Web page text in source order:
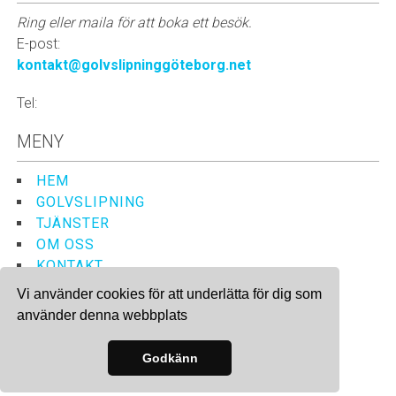
Vi använder cookies för att underlätta för dig som
använder denna webbplats
Godkänn
Ring eller maila för att boka ett besök.
E-post:
kontakt@golvslipninggöteborg.net
Tel:
MENY
HEM
GOLVSLIPNING
TJÄNSTER
OM OSS
KONTAKT
©2026